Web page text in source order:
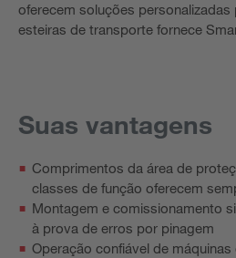
oferecem soluções
esteiras de transporte fornece
Suas vantagens
Comprimentos da área de
classes de função oferecem
Montagem e comissionamento
à prova de erros por pinagem
Operação confiável de